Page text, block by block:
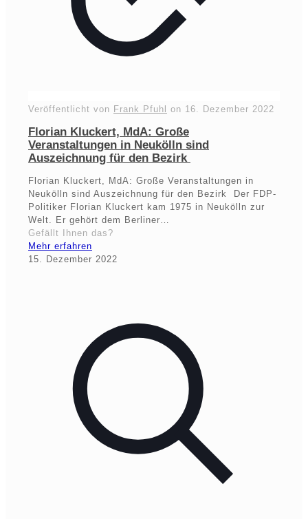
Veröffentlicht von Frank Pfuhl on 16. Dezember 2022
Florian Kluckert, MdA: Große
Veranstaltungen in Neukölln sind
Auszeichnung für den Bezirk
Florian Kluckert, MdA: Große Veranstaltungen in
Neukölln sind Auszeichnung für den Bezirk Der FDP-
Politiker Florian Kluckert kam 1975 in Neukölln zur
Welt. Er gehört dem Berliner…
Gefällt Ihnen das?
Mehr erfahren
15. Dezember 2022